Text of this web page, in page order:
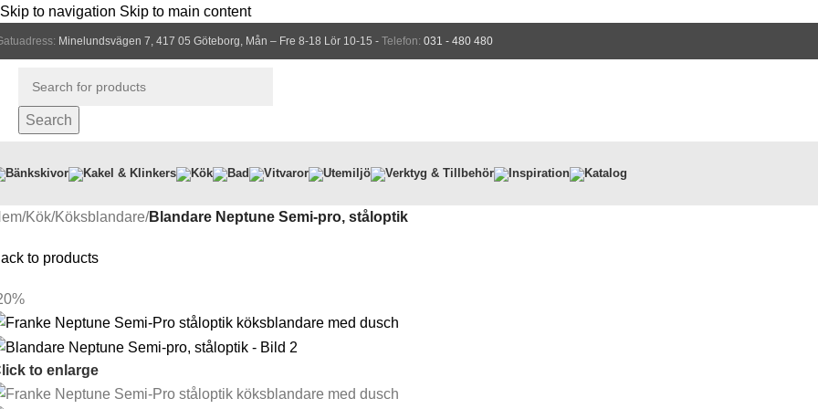
Skip to navigation Skip to main content
Minelundsvägen 7, 417 05 Göteborg, Mån – Fre 8-18 Lör 10-15 - Telefon: 031 - 480 480
Search
Bänkskivor Kakel & Klinkers Kök Bad Vitvaror Utemiljö Verktyg & Tillbehör Inspiration Katalog
/Kök/Köksblandare/Blandare Neptune Semi-pro, ståloptik
to products
to enlarge